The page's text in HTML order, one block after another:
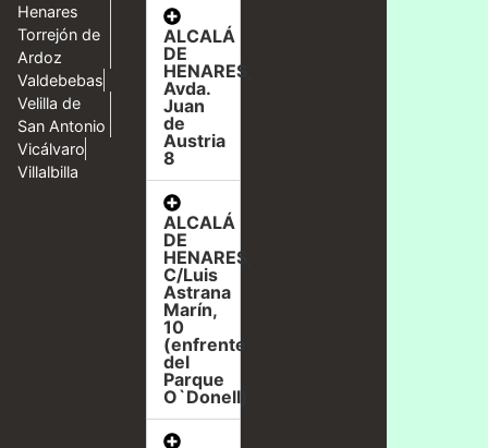
Henares
Torrejón de
Ardoz
Valdebebas
Velilla de
San Antonio
Vicálvaro
Villalbilla
ALCALÁ
DE
HENARES,
Avda.
Juan
de
Austria
8
ALCALÁ
DE
HENARES,
C/Luis
Astrana
Marín,
10
(enfrente
del
Parque
O`Donell)